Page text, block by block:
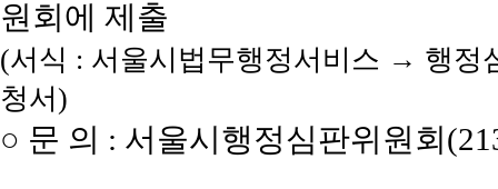
원회에 제출
(서식 : 서울시법무행정서비스 → 행
청서)
○ 문 의 : 서울시행정심판위원회